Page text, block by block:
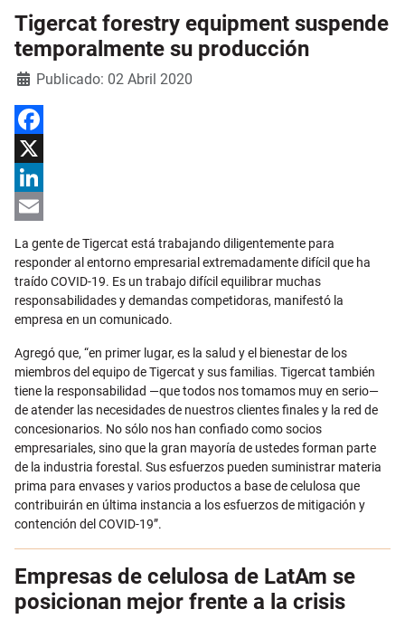
Tigercat forestry equipment suspende
temporalmente su producción
DetallesPublicado: 02 Abril 2020
Facebook
X
LinkedIn
La gente de Tigercat está trabajando diligentemente para
responder al entorno empresarial extremadamente difícil que ha
traído COVID-19. Es un trabajo difícil equilibrar muchas
responsabilidades y demandas competidoras, manifestó la
empresa en un comunicado.
Agregó que, “en primer lugar, es la salud y el bienestar de los
miembros del equipo de Tigercat y sus familias. Tigercat también
tiene la responsabilidad —que todos nos tomamos muy en serio—
de atender las necesidades de nuestros clientes finales y la red de
concesionarios. No sólo nos han confiado como socios
empresariales, sino que la gran mayoría de ustedes forman parte
de la industria forestal. Sus esfuerzos pueden suministrar materia
prima para envases y varios productos a base de celulosa que
contribuirán en última instancia a los esfuerzos de mitigación y
contención del COVID-19”.
Empresas de celulosa de LatAm se
posicionan mejor frente a la crisis